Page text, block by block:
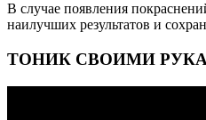
В случае появления
наилучших результатов и
ТОНИК СВОИМИ